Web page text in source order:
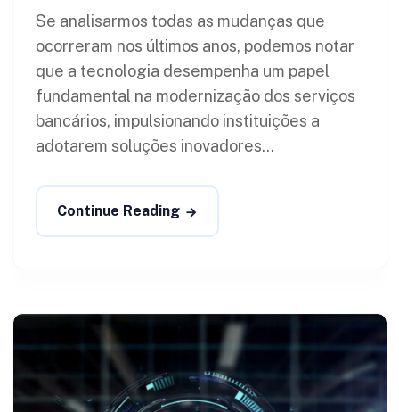
Se analisarmos todas as mudanças que
ocorreram nos últimos anos, podemos notar
que a tecnologia desempenha um papel
fundamental na modernização dos serviços
bancários, impulsionando instituições a
adotarem soluções inovadores...
Continue Reading